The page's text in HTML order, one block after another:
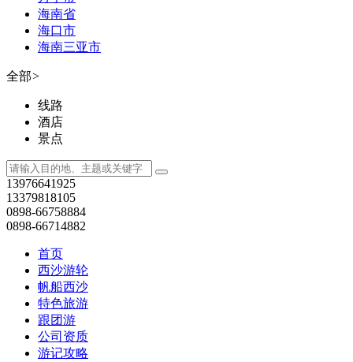
海南省
海口市
海南三亚市
全部>
线路
酒店
景点
13976641925
13379818105
0898-66758884
0898-66714882
首页
西沙游轮
帆船西沙
特色旅游
跟团游
公司资质
游记攻略